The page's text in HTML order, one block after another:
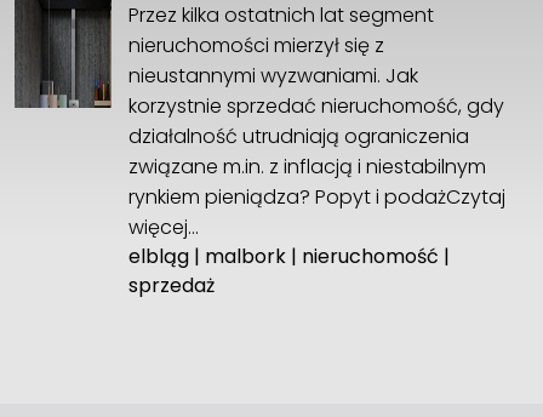
Przez kilka ostatnich lat segment
nieruchomości mierzył się z
nieustannymi wyzwaniami. Jak
korzystnie sprzedać nieruchomość, gdy
działalność utrudniają ograniczenia
związane m.in. z inflacją i niestabilnym
rynkiem pieniądza? Popyt i podażCzytaj
więcej…
elbląg| malbork| nieruchomość |
sprzedaż